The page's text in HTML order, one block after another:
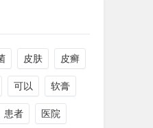
皮肤 皮癣
可以 软膏
患者 医院